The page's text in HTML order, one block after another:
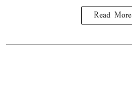
Read More